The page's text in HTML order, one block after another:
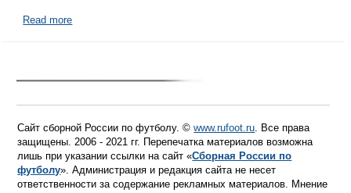
Read more
Сайт сборной России по футболу. ©www.rufoot.ru. Все права
защищены. 2006 - 2021 гг. Перепечатка материалов возможна
лишь при указании ссылки на сайт «Сборная России по
футболу». Администрация и редакция сайта не несет
ответственности за содержание рекламных материалов. Мнение